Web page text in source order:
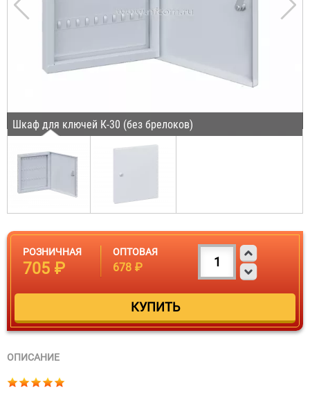
Шкаф для ключей К-30 (без брелоков)
РОЗНИЧНАЯ
705 ₽
ОПТОВАЯ
678 ₽
ОПИСАНИЕ